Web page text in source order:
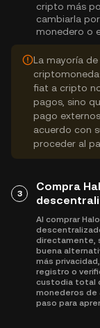
cripto más
cambiarla
monedero o
La mayoría
fiat a cripto
pagos, sino
pago
acuerdo con
proceder al
3
Compra
Al comprar
directamente,
buena
más
registro o
custodia total
monederos de
paso para